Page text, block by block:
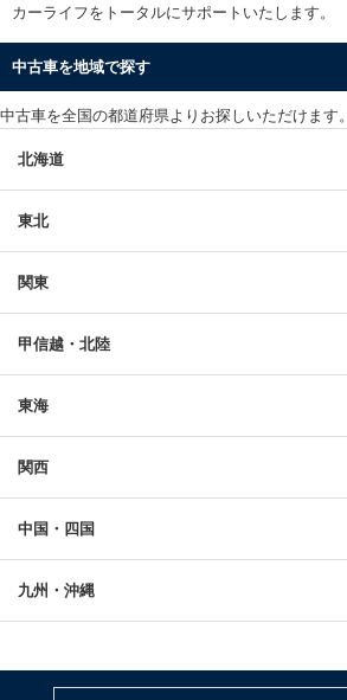
カーライフをトータルにサポートいたします。
中古車を地域で探す
中古車を全国の都道府県よりお探しいただけます。
北海道
東北
関東
甲信越・北陸
東海
関西
中国・四国
九州・沖縄